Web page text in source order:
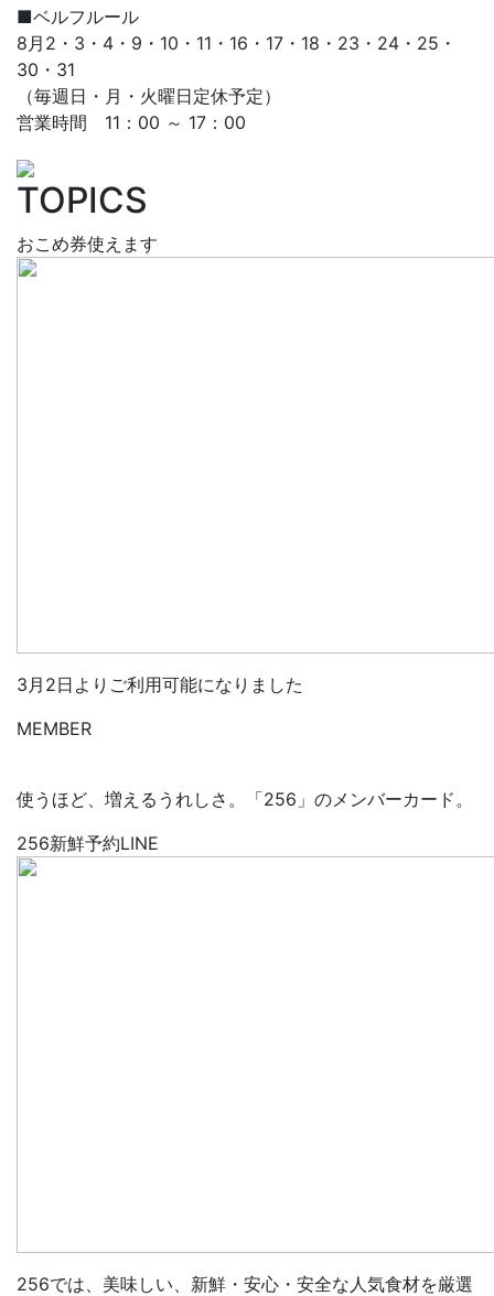
■ベルフルール
8月2・3・4・9・10・11・16・17・18・23・24・25・
30・31
（毎週日・月・火曜日定休予定）
営業時間 11：00 ～ 17：00
TOPICS
おこめ券使えます
3月2日よりご利用可能になりました
MEMBER
使うほど、増えるうれしさ。「256」のメンバーカード。
256新鮮予約LINE
256では、美味しい、新鮮・安心・安全な人気食材を厳選